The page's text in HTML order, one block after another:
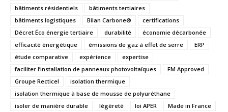
bâtiments résidentiels
bâtiments tertiaires
bâtiments logistiques
Bilan Carbone®
certifications
Décret Éco énergie tertiaire
durabilité
économie décarbonée
efficacité énergétique
émissions de gaz à effet de serre
ERP
étude comparative
expérience
expertise
faciliter l’installation de panneaux photovoltaïques
FM Approved
Groupe Recticel
isolation thermique
isolation thermique à base de mousse de polyuréthane
isoler de manière durable
légèreté loi APER
Made in France